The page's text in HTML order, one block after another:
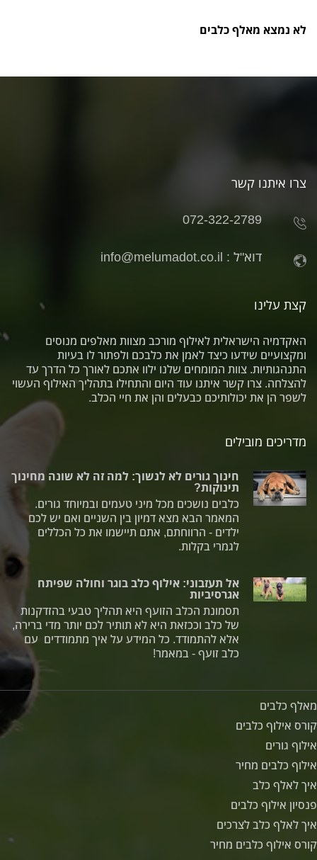
לא נמצא מאלף כלבים
צרו איתנו קשר
072-322-2789
דוא"ל : info@melumadot.co.il
מדריכים מובילים
חינוך גורים לא לנשוך: למה זה לא שונה מחינוך
תינוקות?
כלבים נושכים מכל מיני טעמים ובמיוחד גורים.
המאמר הבא מצא דמיון בין השניים ואם יש לכם
ילדים - הרווחתם, אתם תיישמו את כל הכללים
לגמרי בקלות.
אל תעזבוני: אילוף כלב בוגר וחולה שפיתח
אגרסיביות
תסמונת הכלב הזועף היא תהליך טבעי בהזדקנות
של כלב וככזאת היא לא תותיר לכם יותר מדי ברירה,
אלא להתמודד. כל המידע על איך מתמודדים עם
כלב זועף - במאמר!
קצת עלינו
האקדמיה הישראלית לאילוף מורכב מצוות מאלפים מנוסים
ומקצועיים שידעו כיצד לאמן את כלבכם ולפתור לו בעיות
התנהגותיות. צוות המומחים שלנו ילוו אתכם לאורך כל הדרך עד
להצלחה. צרו קשר איתנו עוד היום והתחילו בתהליך האילוף העשוי
לשפר הן את יכולותיכם כבעלים והן את חיי הכלב.
מאלף כלבים
קורס אילוף כלבים
אילוף גורים
אילוף כלבים מחיר
איך לאלף כלב
פנסיון אילוף כלבים
איך לאלף כלב לצרכים
קורס אילוף כלבים מחיר